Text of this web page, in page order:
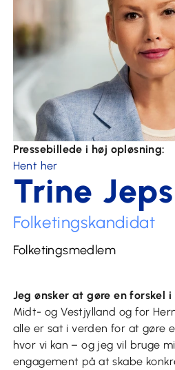
Trine
Folketingskandidat
Folketingsmedlem
Jeg ønsker at gøre en forskel
Midt- og Vestjylland og for
alle er sat i verden for at gøre
hvor vi kan – og jeg vil bruge
engagement på at skabe
Pressebillede i høj opløsning:
Hent her